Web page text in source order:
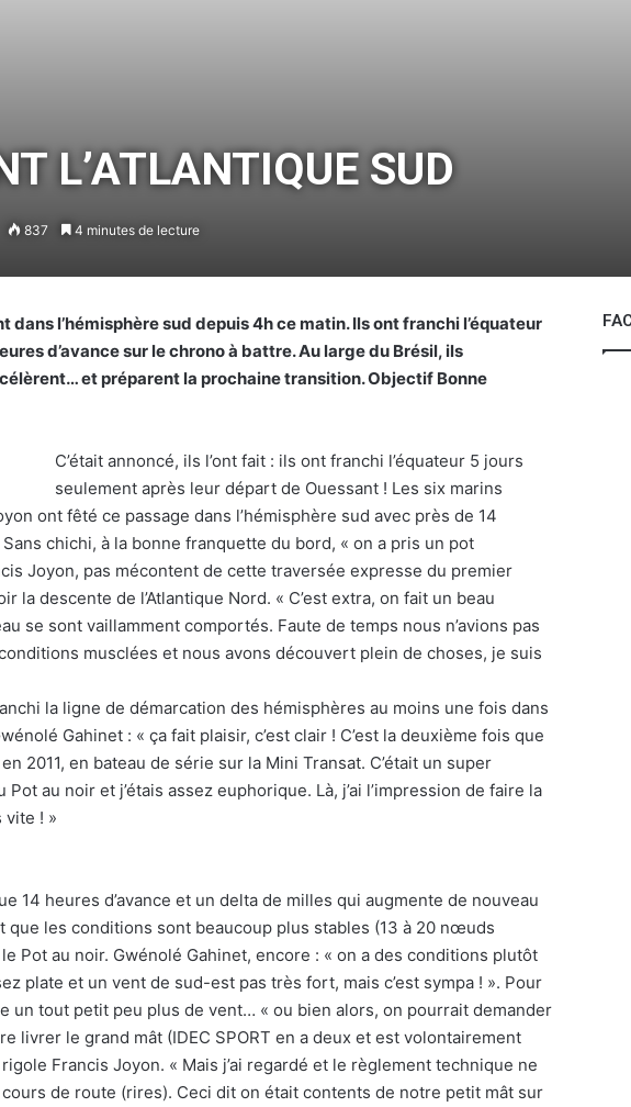
L’ATLANTIQUE SUD
837 4 minutes de lecture
dans l’hémisphère sud depuis 4h ce matin. Ils ont franchi l’équateur
d’avance sur le chrono à battre. Au large du Brésil, ils
et préparent la prochaine transition. Objectif Bonne
C’était annoncé, ils l’ont fait : ils ont franchi l’équateur 5 jours
seulement après leur départ de Ouessant ! Les six marins
ont fêté ce passage dans l’hémisphère sud avec près de 14
chichi, à la bonne franquette du bord, « on a pris un pot
Joyon, pas mécontent de cette traversée expresse du premier
la descente de l’Atlantique Nord. « C’est extra, on fait un beau
se sont vaillamment comportés. Faute de temps nous n’avions pas
musclées et nous avons découvert plein de choses, je suis
la ligne de démarcation des hémisphères au moins une fois dans
Gahinet : « ça fait plaisir, c’est clair ! C’est la deuxième fois que
2011, en bateau de série sur la Mini Transat. C’était un super
au noir et j’étais assez euphorique. Là, j’ai l’impression de faire la
vite ! »
14 heures d’avance et un delta de milles qui augmente de nouveau
que les conditions sont beaucoup plus stables (13 à 20 nœuds
Pot au noir. Gwénolé Gahinet, encore : « on a des conditions plutôt
plate et un vent de sud-est pas très fort, mais c’est sympa ! ». Pour
un tout petit peu plus de vent… « ou bien alors, on pourrait demander
livrer le grand mât (IDEC SPORT en a deux et est volontairement
Francis Joyon. « Mais j’ai regardé et le règlement technique ne
de route (rires). Ceci dit on était contents de notre petit mât sur